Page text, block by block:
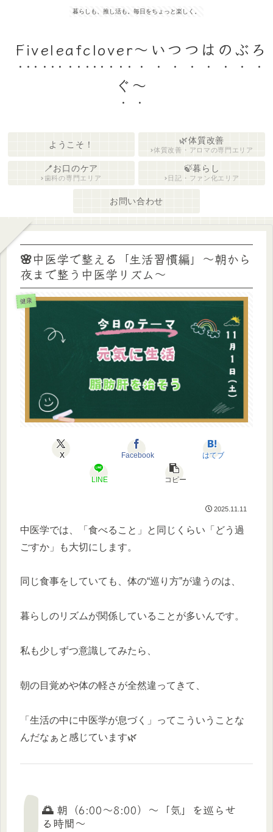
暮らしも、推し活も。毎日をちょっと楽しく。
Fiveleafclover〜いつつはのぶろ
ぐ〜
ようこそ！ 🌿体質改善
体質改善・アロマの専門エリア
🪥お口のケア
歯科の専門エリア
🍃暮らし
日記・ファン化エリア
お問い合わせ
🌸中医学で整える「生活習慣編」〜朝から
夜まで整う中医学リズム〜
健康
X Facebook はてブ
LINE コピー
2025.11.11
中医学では、「食べること」と同じくらい「どう過
ごすか」も大切にします。
同じ食事をしていても、体の“巡り方”が違うのは、
暮らしのリズムが関係していることが多いんです。
私も少しずつ意識してみたら、
朝の目覚めや体の軽さが全然違ってきて、
「生活の中に中医学が息づく」ってこういうことな
んだなぁと感じています🌿
🌅 朝（6:00〜8:00）〜「気」を巡らせ
る時間〜